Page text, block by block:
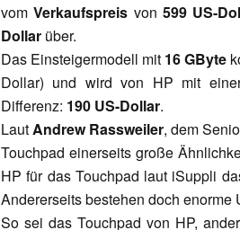
vomVerkaufspreis von599 US-
Dollar über.
Das Einsteigermodell mit 16 GByte
Dollar) und wird von HP mit
Differenz: 190 US-Dollar.
LautAndrew Rassweiler, dem
Touchpad einerseits große
HP für das Touchpad laut iSuppli
Andererseits bestehen doch
So sei das Touchpad von HP,